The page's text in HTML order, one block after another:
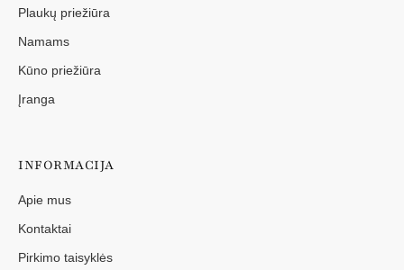
Plaukų priežiūra
Namams
Kūno priežiūra
Įranga
INFORMACIJA
Apie mus
Kontaktai
Pirkimo taisyklės